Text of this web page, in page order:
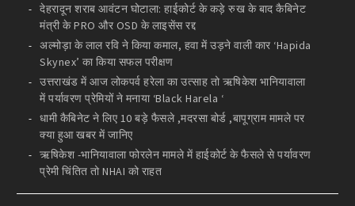
देहरादून शराब आवंटन घोटाला: हाईकोर्ट के कड़े रुख के बाद कैबिनेट
मंत्री के PRO और OSD के लाइसेंस रद्द
अल्मोड़ा के लाल रवि ने किया कमाल, हवा में उड़ने वाली कार ‘Hapida
Skynex’ का किया सफल परीक्षण
उत्तराखंड में आज लोकपर्व हरेला का उत्साह तो ऋषिकेश भानियावाला
में पर्यावरण प्रेमियों ने मनाया ‘Black Harela ‘
धामी कैबिनेट ने लिए 10 बड़े फैसले ,मदरसा बोर्ड ,बापूग्राम मामले पर
क्या हुआ खबर में जानिए
ऋषिकेश -भानियावाला फोरलेन मामले में हाईकोर्ट के फैसले से पर्यावरण
प्रेमी चिंतित तो NHAI को राहत